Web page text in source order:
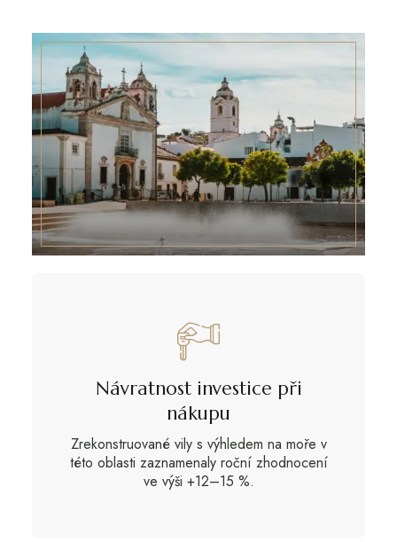
Návratnost investice při
nákupu
Zrekonstruované vily s výhledem na moře v
této oblasti zaznamenaly roční zhodnocení
ve výši +12–15 %.